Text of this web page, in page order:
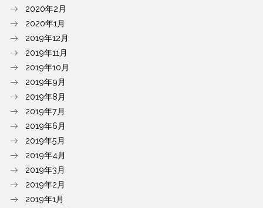
2020年2月
2020年1月
2019年12月
2019年11月
2019年10月
2019年9月
2019年8月
2019年7月
2019年6月
2019年5月
2019年4月
2019年3月
2019年2月
2019年1月